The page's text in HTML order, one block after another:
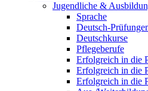
Jugendliche &
Sprache
Deutsch-
Deutschkurse
Pflegeberufe
Erfolgreich in die
Erfolgreich in die
Erfolgreich in die